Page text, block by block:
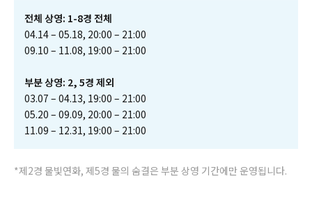
전체 상영: 1-8경 전체
04.14 – 05.18, 20:00 – 21:00
09.10 – 11.08, 19:00 – 21:00
부분 상영: 2, 5경 제외
03.07 – 04.13, 19:00 – 21:00
05.20 – 09.09, 20:00 – 21:00
11.09 – 12.31, 19:00 – 21:00
*제2경 물빛연화, 제5경 물의 숨결은 부분 상영 기간에만 운영됩니다.